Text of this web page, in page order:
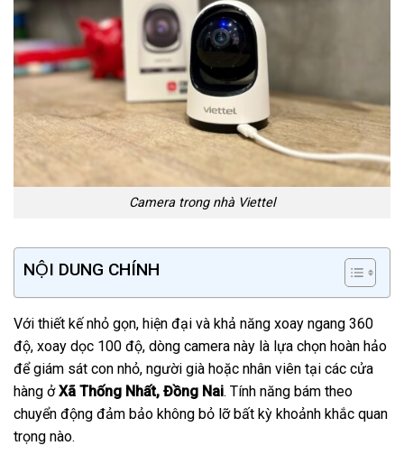
Camera trong nhà Viettel
NỘI DUNG CHÍNH
Với thiết kế nhỏ gọn, hiện đại và khả năng xoay ngang 360
độ, xoay dọc 100 độ, dòng camera này là lựa chọn hoàn hảo
để giám sát con nhỏ, người già hoặc nhân viên tại các cửa
hàng ởXã Thống Nhất, Đồng Nai. Tính năng bám theo
chuyển động đảm bảo không bỏ lỡ bất kỳ khoảnh khắc quan
trọng nào.